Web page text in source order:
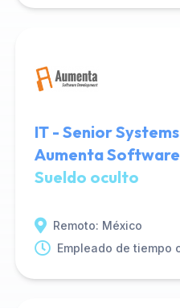
IT - Senior
Aumenta
Sueldo oculto
Remoto: México
Empleado de tiempo